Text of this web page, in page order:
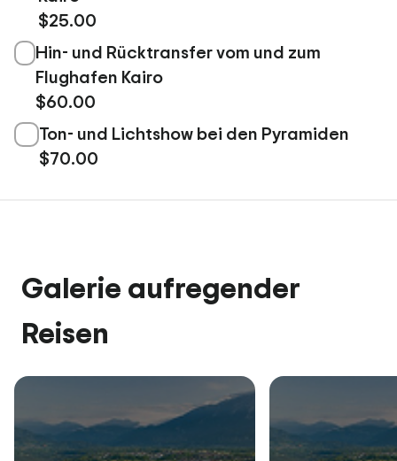
$25.00
Hin- und Rücktransfer vom und zum
Flughafen Kairo
$60.00
Ton- und Lichtshow bei den Pyramiden
$70.00
Galerie aufregender
Reisen